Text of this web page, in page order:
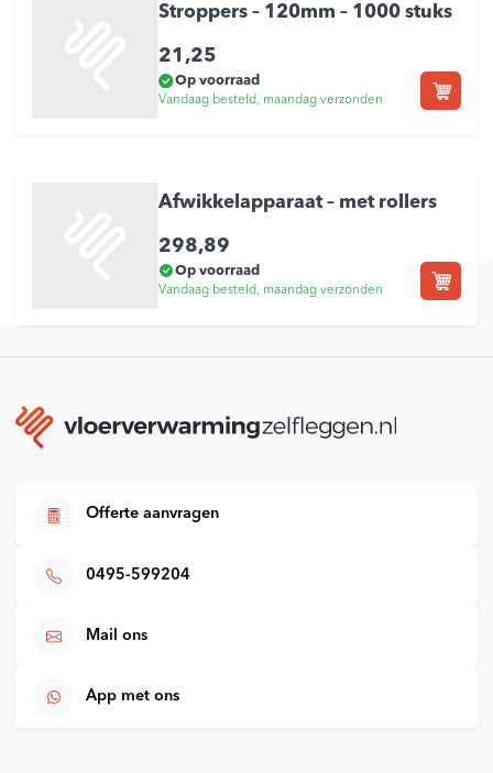
Stroppers – 120mm – 1000 stuks
21,25
Op voorraad
Vandaag besteld, maandag verzonden
Afwikkelapparaat – met rollers
298,89
Op voorraad
Vandaag besteld, maandag verzonden
Offerte aanvragen
0495-599204
Mail ons
App met ons